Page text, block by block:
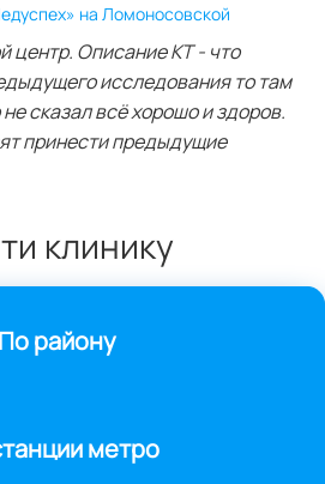
на Ломоносовской
центр. Описание КТ - что
исследования то там
сказал всё хорошо и здоров.
принести предыдущие
клинику
По району
метро